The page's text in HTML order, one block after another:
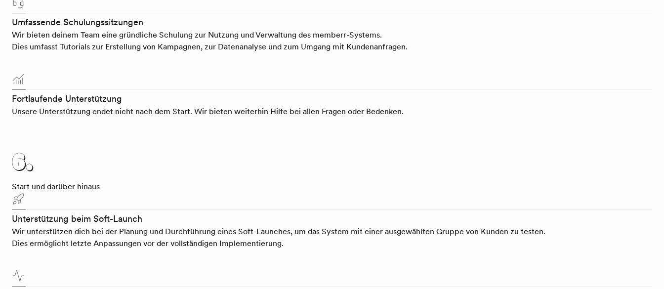
Umfassende Schulungssitzungen
Wir bieten deinem Team eine gründliche Schulung zur Nutzung und Verwaltung des memberr-Systems.
Dies umfasst Tutorials zur Erstellung von Kampagnen, zur Datenanalyse und zum Umgang mit Kundenanfragen.
Fortlaufende Unterstützung
Unsere Unterstützung endet nicht nach dem Start. Wir bieten weiterhin Hilfe bei allen Fragen oder Bedenken.
6.
Start und darüber hinaus
Unterstützung beim Soft-Launch
Wir unterstützen dich bei der Planung und Durchführung eines Soft-Launches, um das System mit einer ausgewählten Gruppe von Kunden zu testen.
Dies ermöglicht letzte Anpassungen vor der vollständigen Implementierung.